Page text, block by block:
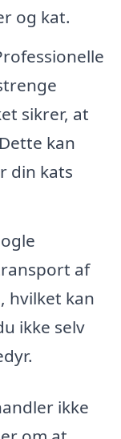
og kat.
sikrer, at
kan
din kats
af
hvilket kan
ikke selv
ikke